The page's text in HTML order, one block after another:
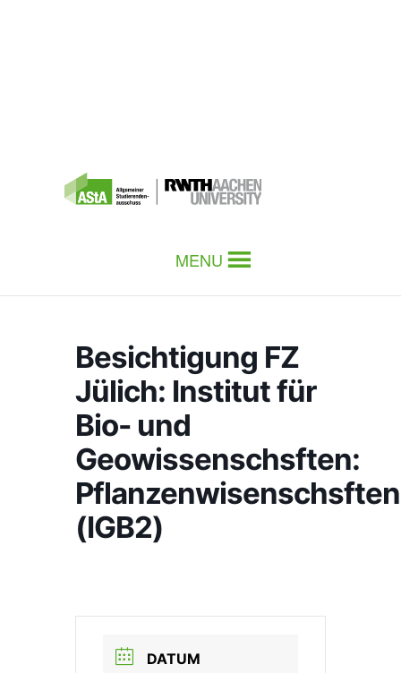
MENU
Besichtigung FZ
Jülich: Institut für
Bio- und
Geowissenschsften:
Pflanzenwisenschsften
(IGB2)
DATUM